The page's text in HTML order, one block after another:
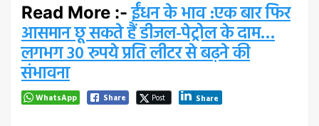
Read More :-ईंधन के भाव :एक बार फिर
आसमान छू सकते हैं डीजल-पेट्रोल के दाम…
लगभग 30 रुपये प्रति लीटर से बढ़ने की
संभावना
WhatsApp Share Post Share